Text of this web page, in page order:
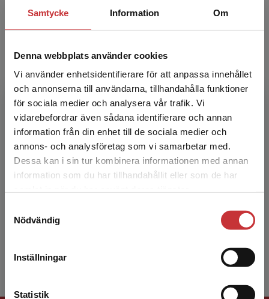
Samtycke Information Om
Denna webbplats använder cookies
Vi använder enhetsidentifierare för att anpassa innehållet
och annonserna till användarna, tillhandahålla funktioner
för sociala medier och analysera vår trafik. Vi
vidarebefordrar även sådana identifierare och annan
information från din enhet till de sociala medier och
annons- och analysföretag som vi samarbetar med.
Dessa kan i sin tur kombinera informationen med annan
information som du har tillhandahållit eller som de har
Nödvändig
Inställningar
Statistik
Begränsad fraktregion
Det verkar som att du besöker
studentlitteratur.se via en enhet utanför Sverige.
Vi erbjuder inte leveranser utanför Sverige. För
att kunna slutföra ett köp måste
rektor i mer än 30 år. Förutom
klasslärarutbildning är han också doktor i
pedagogik. Pekka har deltagi...
Päivi Vehmas
Magisterexamen i pedagogik, speciallärare,